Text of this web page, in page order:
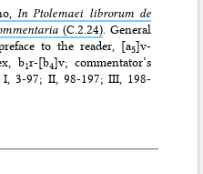
In Ptolemaei librorum de
(C.2.24). General
to the reader, [a5]v-
b1r-[b4]v; commentator’s
I, 3-97; II, 98-197; III, 198-